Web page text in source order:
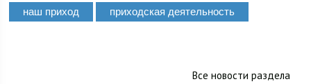
наш приход приходская деятельность
Все новости раздела